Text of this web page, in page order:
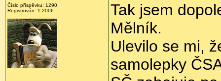
Číslo příspěvku: 1290
Registrován: 1-2006
Tak jsem
Mělník.
Ulevilo se mi,
samolepky